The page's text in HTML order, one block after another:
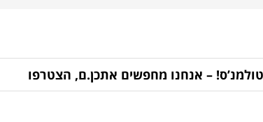
– אנחנו מחפשים אתכן.ם, הצטרפו